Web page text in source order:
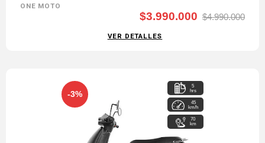
ONE MOTO
$3.990.000 $4.990.000
VER DETALLES
-3%
5
hrs
45
km/h
70
km